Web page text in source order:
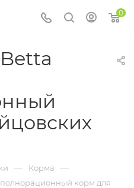
0
— Корма —
полнорационный корм для